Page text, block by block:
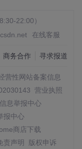
22:00）
在线客服
商务合作 寻求报道
营性网站备案信息
营业执照
息举报中心
报中心
商店下载
责声明
版权申诉